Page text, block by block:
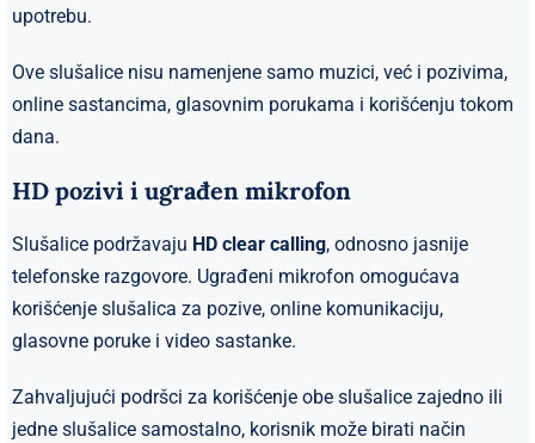
upotrebu.
Ove slušalice nisu namenjene samo muzici, već i pozivima,
online sastancima, glasovnim porukama i korišćenju tokom
dana.
HD pozivi i ugrađen mikrofon
Slušalice podržavaju HD clear calling, odnosno jasnije
telefonske razgovore. Ugrađeni mikrofon omogućava
korišćenje slušalica za pozive, online komunikaciju,
glasovne poruke i video sastanke.
Zahvaljujući podršci za korišćenje obe slušalice zajedno ili
jedne slušalice samostalno, korisnik može birati način